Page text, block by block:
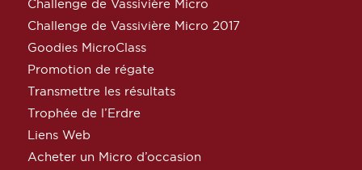
Challenge de Vassivière Micro
Challenge de Vassivière Micro 2017
Goodies MicroClass
Promotion de régate
Transmettre les résultats
Trophée de l’Erdre
Liens Web
Acheter un Micro d’occasion